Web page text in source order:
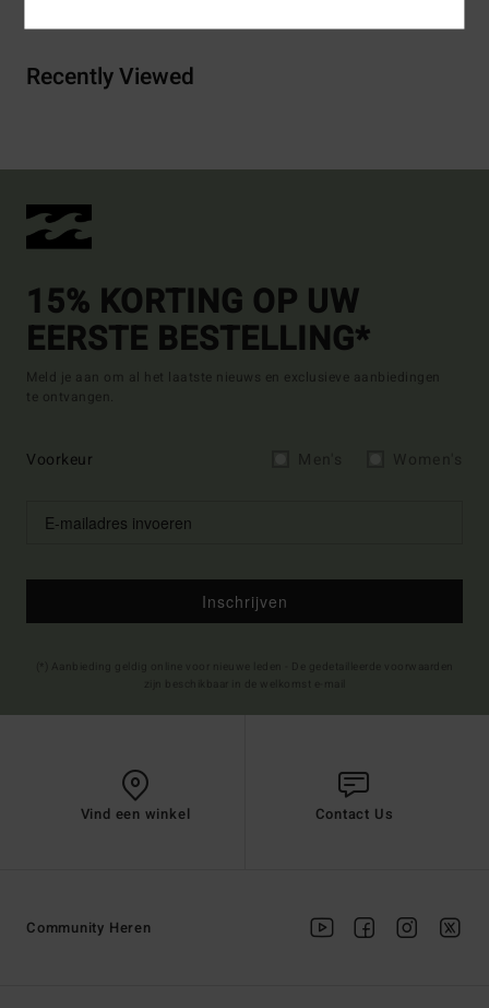
Recently Viewed
15% KORTING OP UW
EERSTE BESTELLING*
Meld je aan om al het laatste nieuws en exclusieve aanbiedingen
te ontvangen.
Voorkeur
Inschrijven
Vind een winkel Contact Us
Community Heren